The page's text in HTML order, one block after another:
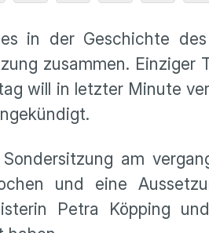
in der Geschichte
zusammen. Einziger
will in letzter Minute
am
und eine
Petra Köpping